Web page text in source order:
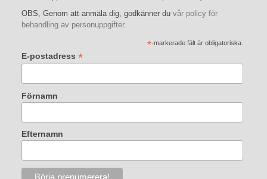
OBS, Genom att anmäla dig, godkänner du vår policy för
behandling av personuppgifter.
*-markerade fält är obligatoriska.
E-postadress *
Förnamn
Efternamn